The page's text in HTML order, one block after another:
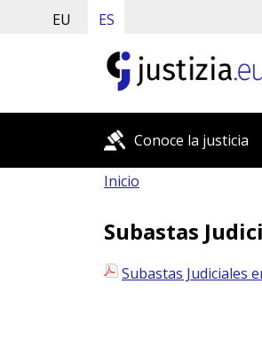
EU ES
Conoce la justicia
Inicio
Subastas
Subastas Judiciales